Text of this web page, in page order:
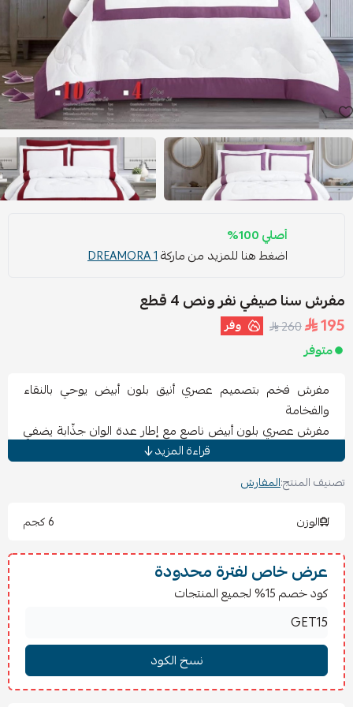
أصلي 100%
اضغط هنا للمزيد من ماركةDREAMORA 1
مفرش سنا صيفي نفر ونص 4 قطع
195
260 وفر
متوفر
مفرش فخم بتصميم عصري أنيق بلون أبيض يوحي بالنقاء
والفخامة
مفرش عصري بلون أبيض ناصع مع إطار عدة الوان جذّابة يضفي
لمسة من الهدوء والرقي على غرفة نومك. تصميم بسيط راقٍ
📦
1 لحاف (180×240 سم)
1 شرشف مطاط (120×200+30 سم)
1 كيس مخدة بإطار موف (50×70+5 سم)
1 كيس مخدة ساده بسحاب (50×70 سم)
يُغسل بالغسالة بماء بارد وبرنامج لطيف
يُفضل قلب اللحاف قبل الغسيل للحفاظ على الألوان
يُمنع استخدام المبيضات
قراءة المزيد
تصنيف المنتج:المفارش
الوزن
6 كجم
عرض خاص لفترة محدودة
كود خصم 15% لجميع المنتجات